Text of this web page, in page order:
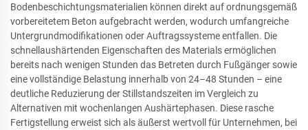
Bodenbeschichtungsmaterialien können direkt auf ordnungsgemäß
vorbereitetem Beton aufgebracht werden, wodurch umfangreiche
Untergrundmodifikationen oder Auftragssysteme entfallen. Die
schnellaushärtenden Eigenschaften des Materials ermöglichen
bereits nach wenigen Stunden das Betreten durch Fußgänger sowie
eine vollständige Belastung innerhalb von 24–48 Stunden – eine
deutliche Reduzierung der Stillstandszeiten im Vergleich zu
Alternativen mit wochenlangen Aushärtephasen. Diese rasche
Fertigstellung erweist sich als äußerst wertvoll für Unternehmen, bei